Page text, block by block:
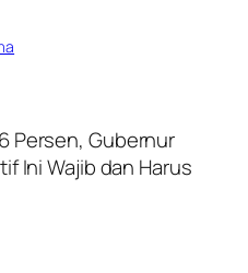
Persen, Gubernur
Ini Wajib dan Harus